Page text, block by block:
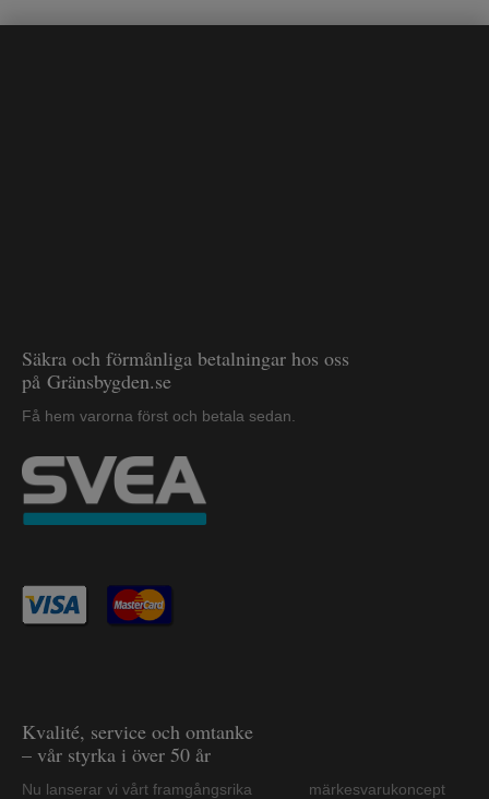
Säkra och förmånliga betalningar hos oss
på Gränsbygden.se
Få hem varorna först och betala sedan.
Kvalité, service och omtanke
– vår styrka i över 50 år
Nu lanserar vi vårt framgångsrika märkesvarukoncept